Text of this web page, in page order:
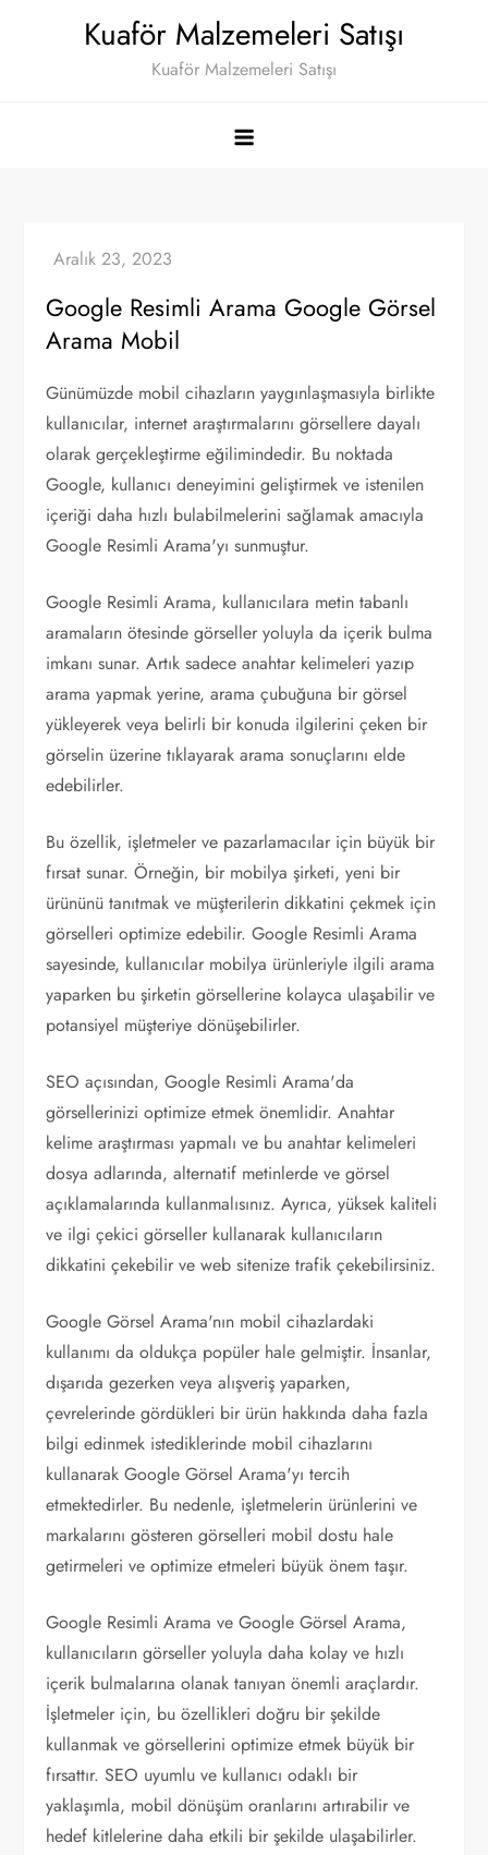
Kuaför Malzemeleri Satışı
Kuaför Malzemeleri Satışı
Google Resimli Arama Google Görsel
Arama Mobil
Günümüzde mobil cihazların yaygınlaşmasıyla birlikte
kullanıcılar, internet araştırmalarını görsellere dayalı
olarak gerçekleştirme eğilimindedir. Bu noktada
Google, kullanıcı deneyimini geliştirmek ve istenilen
içeriği daha hızlı bulabilmelerini sağlamak amacıyla
Google Resimli Arama'yı sunmuştur.
Google Resimli Arama, kullanıcılara metin tabanlı
aramaların ötesinde görseller yoluyla da içerik bulma
imkanı sunar. Artık sadece anahtar kelimeleri yazıp
arama yapmak yerine, arama çubuğuna bir görsel
yükleyerek veya belirli bir konuda ilgilerini çeken bir
görselin üzerine tıklayarak arama sonuçlarını elde
edebilirler.
Bu özellik, işletmeler ve pazarlamacılar için büyük bir
fırsat sunar. Örneğin, bir mobilya şirketi, yeni bir
ürününü tanıtmak ve müşterilerin dikkatini çekmek için
görselleri optimize edebilir. Google Resimli Arama
sayesinde, kullanıcılar mobilya ürünleriyle ilgili arama
yaparken bu şirketin görsellerine kolayca ulaşabilir ve
potansiyel müşteriye dönüşebilirler.
SEO açısından, Google Resimli Arama'da
görsellerinizi optimize etmek önemlidir. Anahtar
kelime araştırması yapmalı ve bu anahtar kelimeleri
dosya adlarında, alternatif metinlerde ve görsel
açıklamalarında kullanmalısınız. Ayrıca, yüksek kaliteli
ve ilgi çekici görseller kullanarak kullanıcıların
dikkatini çekebilir ve web sitenize trafik çekebilirsiniz.
Google Görsel Arama'nın mobil cihazlardaki
kullanımı da oldukça popüler hale gelmiştir. İnsanlar,
dışarıda gezerken veya alışveriş yaparken,
çevrelerinde gördükleri bir ürün hakkında daha fazla
bilgi edinmek istediklerinde mobil cihazlarını
kullanarak Google Görsel Arama'yı tercih
etmektedirler. Bu nedenle, işletmelerin ürünlerini ve
markalarını gösteren görselleri mobil dostu hale
getirmeleri ve optimize etmeleri büyük önem taşır.
Google Resimli Arama ve Google Görsel Arama,
kullanıcıların görseller yoluyla daha kolay ve hızlı
içerik bulmalarına olanak tanıyan önemli araçlardır.
İşletmeler için, bu özellikleri doğru bir şekilde
kullanmak ve görsellerini optimize etmek büyük bir
fırsattır. SEO uyumlu ve kullanıcı odaklı bir
yaklaşımla, mobil dönüşüm oranlarını artırabilir ve
hedef kitlelerine daha etkili bir şekilde ulaşabilirler.